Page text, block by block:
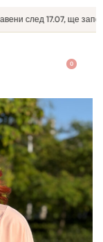
след 17.07, ще
0